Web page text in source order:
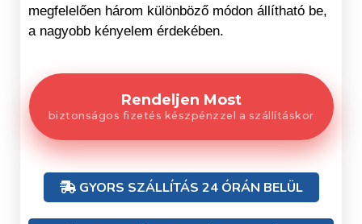
megfelelően három különböző módon állítható be,
a nagyobb kényelem érdekében.
Rendeljen Most
biztonságos fizetés készpénzzel a szállításkor
GYORS SZÁLLÍTÁS 24 ÓRÁN BELÜL